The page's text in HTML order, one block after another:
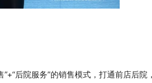
后院服务”的销售模式，打通前店后院